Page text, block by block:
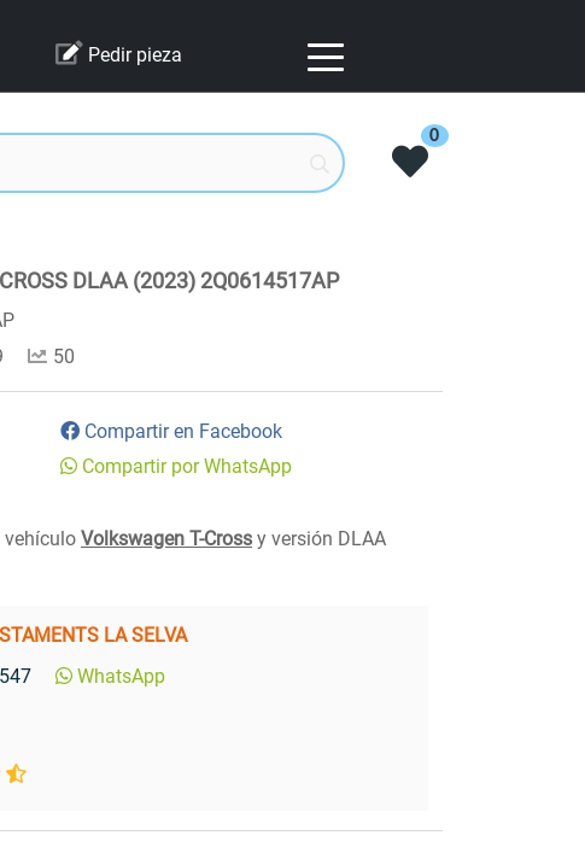
Pedir pieza
0
DLAA (2023) 2Q0614517AP
50
Compartir en Facebook
Compartir por WhatsApp
vehículo Volkswagen T-Cross y versión DLAA
LA SELVA
WhatsApp